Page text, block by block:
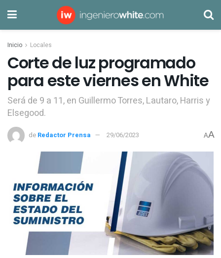
Inicio Locales
Corte de luz programado
para este viernes en White
Será de 9 a 11, en Guillermo Torres, Lautaro, Harris y
Elsegood.
de Redactor Prensa 29/06/2023 AA